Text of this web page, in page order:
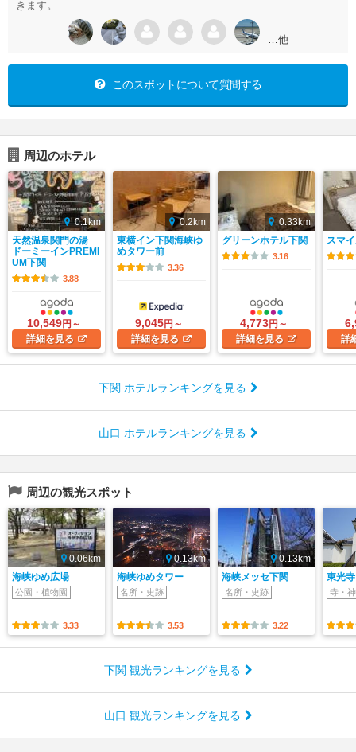
きます。
…他
このスポットについて質問する
周辺のホテル
0.1km
天然温泉関門の湯
ドーミーインPREMI
UM下関
3.88
10,549円～
詳細を見る
0.2km
東横イン下関海峡ゆ
めタワー前
3.36
9,045円～
詳細を見る
0.33km
グリーンホテル下関
3.16
4,773円～
詳細を見る
スマ
詳
下関 ホテルランキングを見る
山口 ホテルランキングを見る
周辺の観光スポット
0.06km
海峡ゆめ広場
公園・植物園
3.33
0.13km
海峡ゆめタワー
名所・史跡
3.53
0.13km
海峡メッセ下関
名所・史跡
3.22
東光
寺・
下関 観光ランキングを見る
山口 観光ランキングを見る